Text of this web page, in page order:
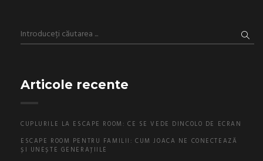
Articole recente
CUPLURILE LA ESCAPE ROOM: CE SE VEDE DINCOLO DE ECRAN
ESCAPE ROOM PENTRU FAMILII: CUM JOACA NE CONECTEAZĂ
ȘI UNEȘTE GENERAȚIILE